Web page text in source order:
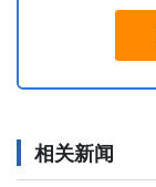
相关新闻